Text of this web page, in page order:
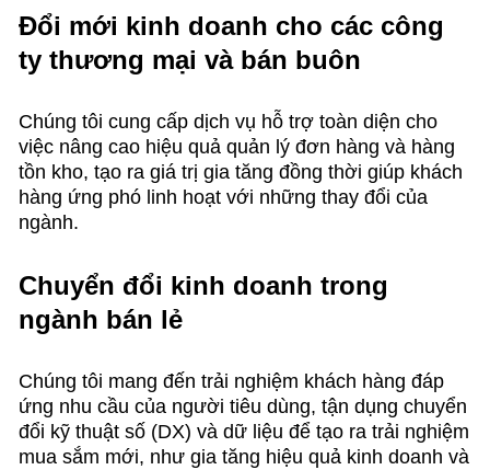
Đổi mới kinh doanh cho các công
ty thương mại và bán buôn
Chúng tôi cung cấp dịch vụ hỗ trợ toàn diện cho
việc nâng cao hiệu quả quản lý đơn hàng và hàng
tồn kho, tạo ra giá trị gia tăng đồng thời giúp khách
hàng ứng phó linh hoạt với những thay đổi của
ngành.
Chuyển đổi kinh doanh trong
ngành bán lẻ
Chúng tôi mang đến trải nghiệm khách hàng đáp
ứng nhu cầu của người tiêu dùng, tận dụng chuyển
đổi kỹ thuật số (DX) và dữ liệu để tạo ra trải nghiệm
mua sắm mới, như gia tăng hiệu quả kinh doanh và